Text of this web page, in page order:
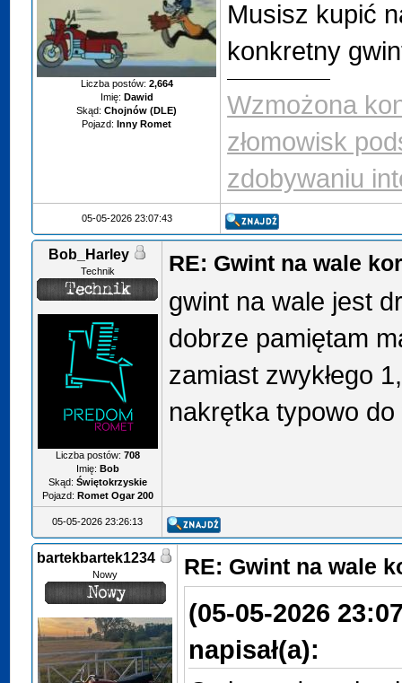
Liczba postów: 2,664
Imię: Dawid
Skąd: Chojnów (DLE)
Pojazd: Inny Romet
Musisz kupić
konkretny
Wzmożona
złomowisk
zdobywaniu
05-05-2026 23:07:43
Bob_Harley
Technik
Liczba postów: 708
Imię: Bob
Skąd: Świętokrzyskie
Pojazd: Romet Ogar 200
RE: Gwint na wale
gwint na wale jest
dobrze pamiętam
zamiast zwykłego
nakrętka typowo do
05-05-2026 23:26:13
bartekbartek1234
Nowy RE: Gwint na wale
(05-05-2026
napisał(a):